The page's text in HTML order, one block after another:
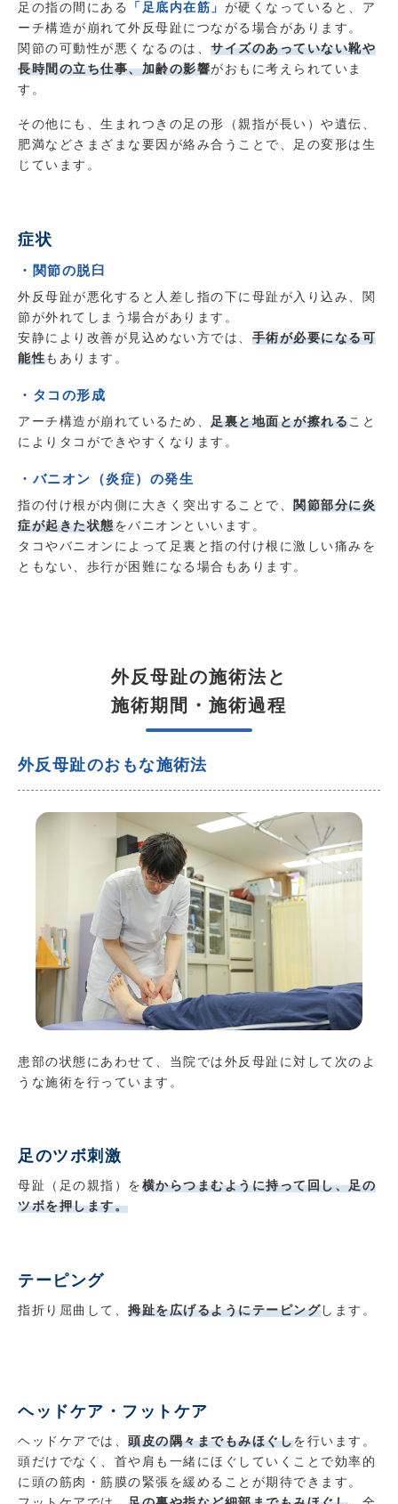
足の指の間にある 「足底内在筋」 が硬くなっていると、ア
ーチ構造が崩れて外反母趾につながる場合があります。
関節の可動性が悪くなるのは、 サイズのあっていない靴や
長時間の立ち仕事、加齢の影響がおもに考えられていま
す。
その他にも、生まれつきの足の形（親指が長い）や遺伝、
肥満などさまざまな要因が絡み合うことで、足の変形は生
じています。
症状
・関節の脱臼
外反母趾が悪化すると人差し指の下に母趾が入り込み、関
節が外れてしまう場合があります。
安静により改善が見込めない方では、 手術が必要になる可
能性もあります。
・タコの形成
アーチ構造が崩れているため、 足裏と地面とが擦れること
によりタコができやすくなります。
・バニオン（炎症）の発生
指の付け根が内側に大きく突出することで、 関節部分に炎
症が起きた状態をバニオンといいます。
タコやバニオンによって足裏と指の付け根に激しい痛みを
ともない、歩行が困難になる場合もあります。
外反母趾の施術法と
施術期間・施術過程
外反母趾のおもな施術法
患部の状態にあわせて、当院では外反母趾に対して次のよ
うな施術を行っています。
足のツボ刺激
母趾（足の親指）を横からつまむように持って回し、足の
ツボを押します。
テーピング
指折り屈曲して、 拇趾を広げるようにテーピングします。
ヘッドケア・フットケア
ヘッドケアでは、 頭皮の隅々までもみほぐしを行います。
頭だけでなく、首や肩も一緒にほぐしていくことで効率的
に頭の筋肉・筋膜の緊張を緩めることが期待できます。